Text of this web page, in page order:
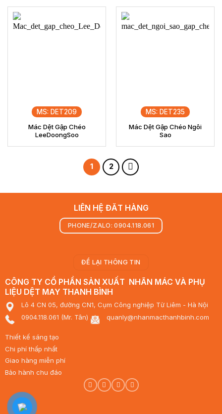
MS: DET209
Mác Dệt Gập Chéo
LeeDoongSoo
MS: DET235
Mác Dệt Gập Chéo Ngôi
Sao
1 2
CÔNG TY CỔ PHẦN SẢN XUẤT NHÃN MÁC VÀ PHỤ
LIỆU DỆT MAY THANH BÌNH
Lô 4 CN 05, đường CN1, Cụm Công nghiệp Từ Liêm - Hà Nội
0904.118.061 (Mr. Tân)
quanly@nhanmacthanhbinh.com
Thiết kế sáng tạo
Chi phí thấp nhất
Giao hàng miễn phí
Bảo hành chu đáo
LIÊN HỆ ĐĂT HÀNG
PHONE/ZALO: 0904.118.061
ĐỂ LẠI THÔNG TIN